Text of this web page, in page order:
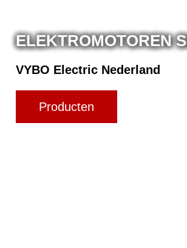
ELEKTROMOTOREN
VYBO Electric Nederland
Producten